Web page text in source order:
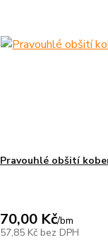
Pravouhlé obšití
70,00 Kč/bm
57,85 Kč bez DPH